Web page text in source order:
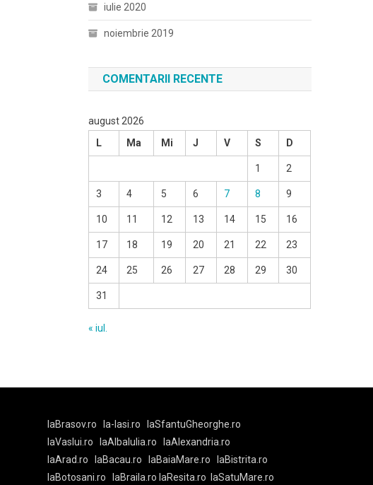
iulie 2020
noiembrie 2019
COMENTARII RECENTE
august 2026
L
Ma Mi J V S D
1 2
3 4 5 6 7 8 9
10 11 12 13 14 15 16
17 18 19 20 21 22 23
24 25 26 27 28 29 30
31
« iul.
laBrasov.ro la-Iasi.ro
laSfantuGheorghe.ro
laVaslui.ro
laAlbaIulia.ro
laAlexandria.ro
laArad.ro
laBacau.ro laBaiaMare.ro
laBistrita.ro
laBotosani.ro
laBraila.ro laResita.ro laSatuMare.ro